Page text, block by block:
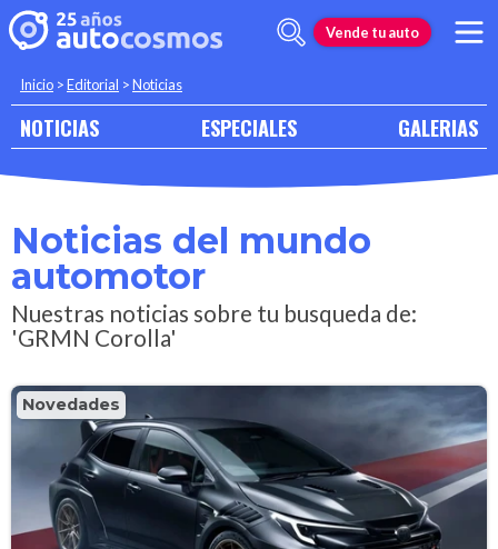
Vende tu auto
Inicio >Editorial >Noticias
NOTICIAS ESPECIALES GALERIAS
Noticias del mundo
automotor
Nuestras noticias sobre tu busqueda de:
'GRMN Corolla'
Novedades